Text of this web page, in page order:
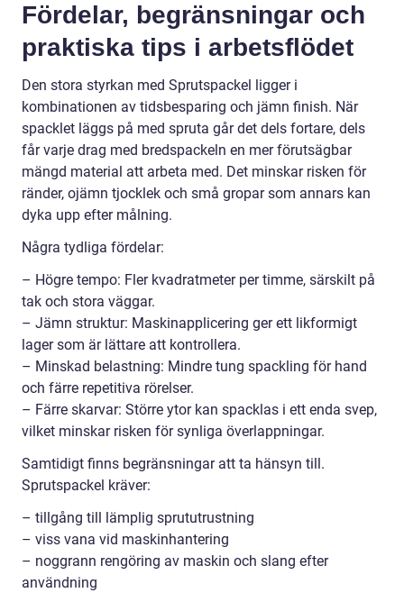
Fördelar, begränsningar och
praktiska tips i arbetsflödet
Den stora styrkan med Sprutspackel ligger i
kombinationen av tidsbesparing och jämn finish. När
spacklet läggs på med spruta går det dels fortare, dels
får varje drag med bredspackeln en mer förutsägbar
mängd material att arbeta med. Det minskar risken för
ränder, ojämn tjocklek och små gropar som annars kan
dyka upp efter målning.
Några tydliga fördelar:
– Högre tempo: Fler kvadratmeter per timme, särskilt på
tak och stora väggar.
– Jämn struktur: Maskinapplicering ger ett likformigt
lager som är lättare att kontrollera.
– Minskad belastning: Mindre tung spackling för hand
och färre repetitiva rörelser.
– Färre skarvar: Större ytor kan spacklas i ett enda svep,
vilket minskar risken för synliga överlappningar.
Samtidigt finns begränsningar att ta hänsyn till.
Sprutspackel kräver:
– tillgång till lämplig sprututrustning
– viss vana vid maskinhantering
– noggrann rengöring av maskin och slang efter
användning